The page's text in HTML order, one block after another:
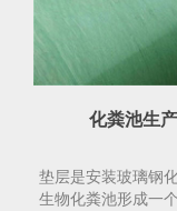
化粪池生
垫层是安装玻璃钢
生物化粪池形成一